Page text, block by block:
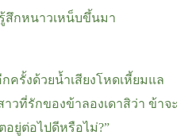
สึกหนาวเหน็บขึ้นมา
รั้งด้วยน้ำเสียงโหดเหี้ยมแล
วที่รักของข้าลองเดาสิว่า ข้าจะ
ยู่ต่อไปดีหรือไม่?”